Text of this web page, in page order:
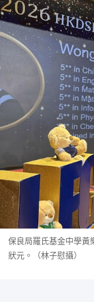
保良局羅氏基金中學
狀元。（林子慰攝）